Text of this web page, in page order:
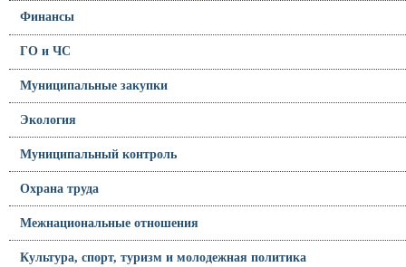
Финансы
ГО и ЧС
Муниципальные закупки
Экология
Муниципальный контроль
Охрана труда
Межнациональные отношения
Культура, спорт, туризм и молодежная политика